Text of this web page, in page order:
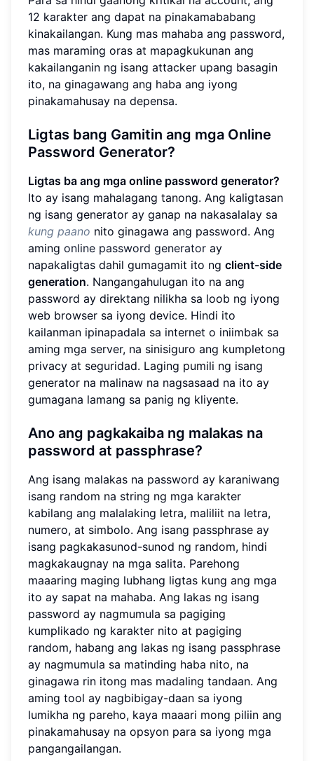
12 karakter ang dapat na pinakamababang
kinakailangan. Kung mas mahaba ang password,
mas maraming oras at mapagkukunan ang
kakailanganin ng isang attacker upang basagin
ito, na ginagawang ang haba ang iyong
pinakamahusay na depensa.
Ligtas bang Gamitin ang mga Online
Password Generator?
Ligtas ba ang mga online password generator?
Ito ay isang mahalagang tanong. Ang kaligtasan
ng isang generator ay ganap na nakasalalay sa
kung paano nito ginagawa ang password. Ang
aming online password generator ay
napakaligtas dahil gumagamit ito ng client-side
generation. Nangangahulugan ito na ang
password ay direktang nilikha sa loob ng iyong
web browser sa iyong device. Hindi ito
kailanman ipinapadala sa internet o iniimbak sa
aming mga server, na sinisiguro ang kumpletong
privacy at seguridad. Laging pumili ng isang
generator na malinaw na nagsasaad na ito ay
gumagana lamang sa panig ng kliyente.
Ano ang pagkakaiba ng malakas na
password at passphrase?
Ang isang malakas na password ay karaniwang
isang random na string ng mga karakter
kabilang ang malalaking letra, maliliit na letra,
numero, at simbolo. Ang isang passphrase ay
isang pagkakasunod-sunod ng random, hindi
magkakaugnay na mga salita. Parehong
maaaring maging lubhang ligtas kung ang mga
ito ay sapat na mahaba. Ang lakas ng isang
password ay nagmumula sa pagiging
kumplikado ng karakter nito at pagiging
random, habang ang lakas ng isang passphrase
ay nagmumula sa matinding haba nito, na
ginagawa rin itong mas madaling tandaan. Ang
aming tool ay nagbibigay-daan sa iyong
lumikha ng pareho, kaya maaari mong piliin ang
pinakamahusay na opsyon para sa iyong mga
pangangailangan.